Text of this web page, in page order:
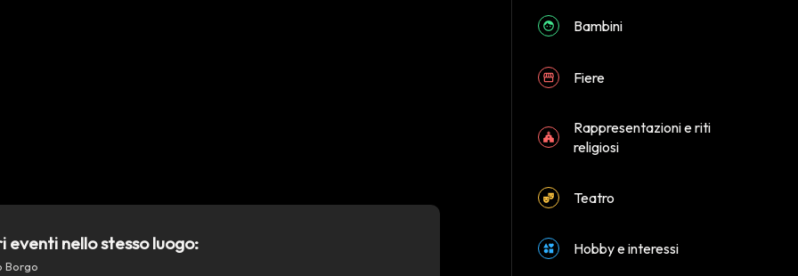
eventi nello stesso luogo:
Borgo
Bambini
Fiere
Rappresentazioni e riti
religiosi
Teatro
Hobby e interessi